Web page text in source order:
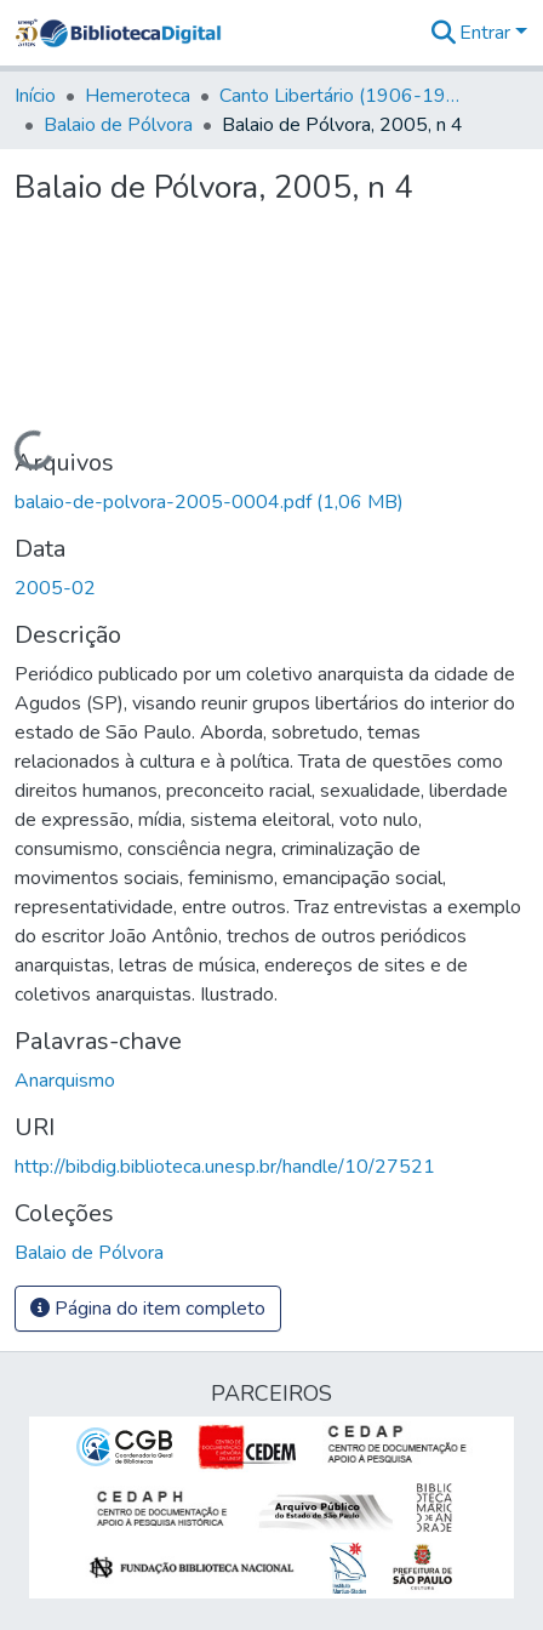
&
Coleções
Tudo na
Digital
Entrar
Início Hemeroteca
Canto Libertário (1906-1995)
Balaio de Pólvora
Balaio de Pólvora, 2005, n 4
Balaio de Pólvora, 2005, n 4
Carregando...
Arquivos
balaio-de-polvora-2005-0004.pdf(1,06 MB)
Data
2005-02
Descrição
Periódico publicado por um coletivo anarquista da cidade de
Agudos (SP), visando reunir grupos libertários do interior do
estado de São Paulo. Aborda, sobretudo, temas
relacionados à cultura e à política. Trata de questões como
direitos humanos, preconceito racial, sexualidade, liberdade
de expressão, mídia, sistema eleitoral, voto nulo,
consumismo, consciência negra, criminalização de
movimentos sociais, feminismo, emancipação social,
representatividade, entre outros. Traz entrevistas a exemplo
do escritor João Antônio, trechos de outros periódicos
anarquistas, letras de música, endereços de sites e de
coletivos anarquistas. Ilustrado.
Palavras-chave
Anarquismo
URI
http://bibdig.biblioteca.unesp.br/handle/10/27521
Coleções
Balaio de Pólvora
Página do item completo
PARCEIROS